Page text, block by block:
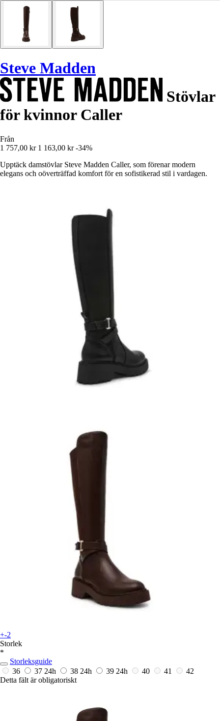
Steve Madden
Stövlar
för kvinnor Caller
Från
1 757,00 kr 1 163,00 kr -34%
Upptäck damstövlar Steve Madden Caller, som förenar modern
elegans och oöverträffad komfort för en sofistikerad stil i vardagen.
+-2
Storlek
*
Storleksguide
36
37 24h 38 24h 39 24h 40 41
42
Detta fält är obligatoriskt